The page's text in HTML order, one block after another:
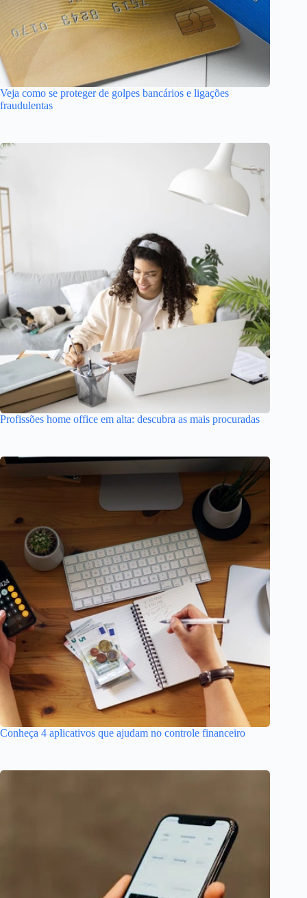
Veja como se proteger de golpes bancários e ligações
fraudulentas
Profissões home office em alta: descubra as mais procuradas
Conheça 4 aplicativos que ajudam no controle financeiro